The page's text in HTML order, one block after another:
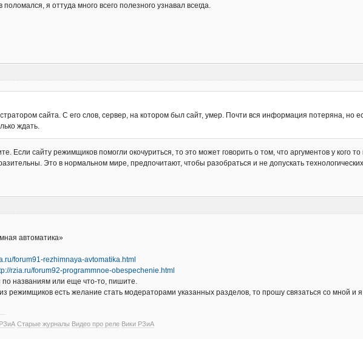
я оттуда много всего полезного узнавал всегда.
сайта. С его слов, сервер, на котором был сайт, умер. Почти вся информация потеряна, но
ждать.
Если сайту режимщиков помогли окочуриться, то это может говорить о том, что аргументов у кого
Это в нормальном мире, предпочитают, чтобы разобраться и не допускать
автоматика»
forum91-rezhimnaya-avtomatika.html
rzia.ru/forum92-programmnoe-obespechenie.html
названиям или еще что-то, пишите.
режимщиков есть желание стать модераторами указанных разделов, то прошу связаться со мной и
Старые журналы Видео про реле Вики РЗиА